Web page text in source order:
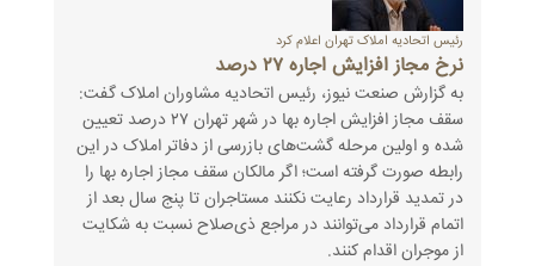
رئیس اتحادیه املاک تهران اعلام کرد
نرخ مجاز افزایش اجاره ۲۷ درصد
به گزارش صنعت نیوز، رئیس اتحادیه مشاوران املاک گفت:
سقف مجاز افزایش اجاره بها در شهر تهران ۲۷ درصد تعیین
شده و اولین مرحله گشت‌های بازرسی از دفاتر املاک در این
رابطه صورت گرفته است؛ اگر مالکان سقف مجاز اجاره بها را
در تمدید قرارداد رعایت نکنند مستاجران تا پنج سال بعد از
اتمام قرارداد می‌توانند در مراجع ذی‌صلاح نسبت به شکایت
از موجران اقدام کنند.